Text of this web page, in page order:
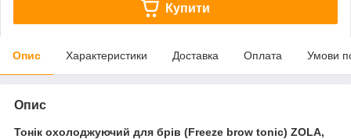
Купити
Опис Характеристики Доставка Оплата Умови
Опис
Тонік охолоджуючий для брів (Freeze brow tonic) ZOLA,